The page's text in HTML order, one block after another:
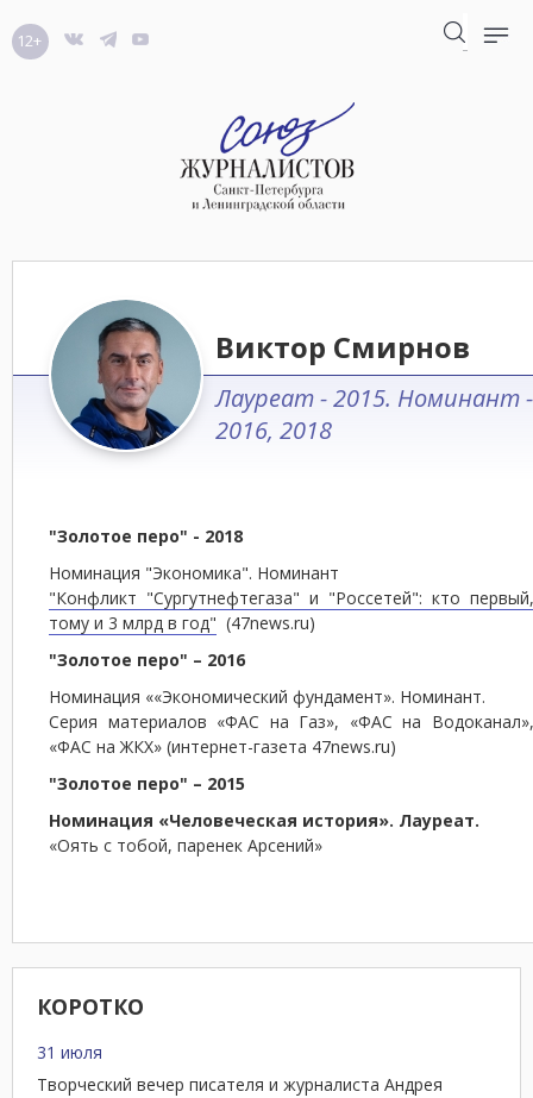
12+
КОРОТКО
31 июля
Творческий вечер писателя и журналиста Андрея
Виктор Смирнов
Лауреат - 2015. Номинант -
2016, 2018
"Золотое перо" - 2018
Номинация "Экономика". Номинант
"Конфликт "Сургутнефтегаза" и "Россетей": кто первый,
тому и 3 млрд в год" (47news.ru)
"Золотое перо" – 2016
Номинация ««Экономический фундамент». Номинант.
Серия материалов «ФАС на Газ», «ФАС на Водоканал»,
«ФАС на ЖКХ» (интернет-газета 47news.ru)
"Золотое перо" – 2015
Номинация «Человеческая история». Лауреат.
«Оять с тобой, паренек Арсений»